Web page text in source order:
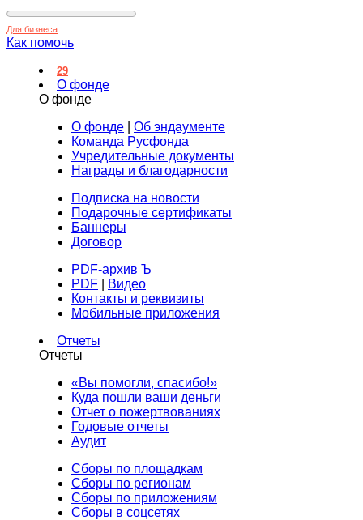
Для бизнеса
Как помочь
29
О фонде
О фонде
О фонде
Об эндаументе
Команда Русфонда
Учредительные документы
Награды и благодарности
Подписка на новости
Подарочные сертификаты
Баннеры
Договор
PDF-архив Ъ
PDF
Видео
Контакты и реквизиты
Мобильные приложения
Отчеты
Отчеты
«Вы помогли, спасибо!»
Куда пошли ваши деньги
Отчет о пожертвованиях
Годовые отчеты
Аудит
Сборы по площадкам
Сборы по регионам
Сборы по приложениям
Сборы в соцсетях